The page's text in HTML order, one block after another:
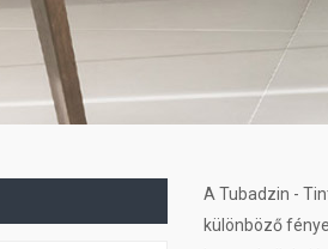
A Tubadzin -
különböző